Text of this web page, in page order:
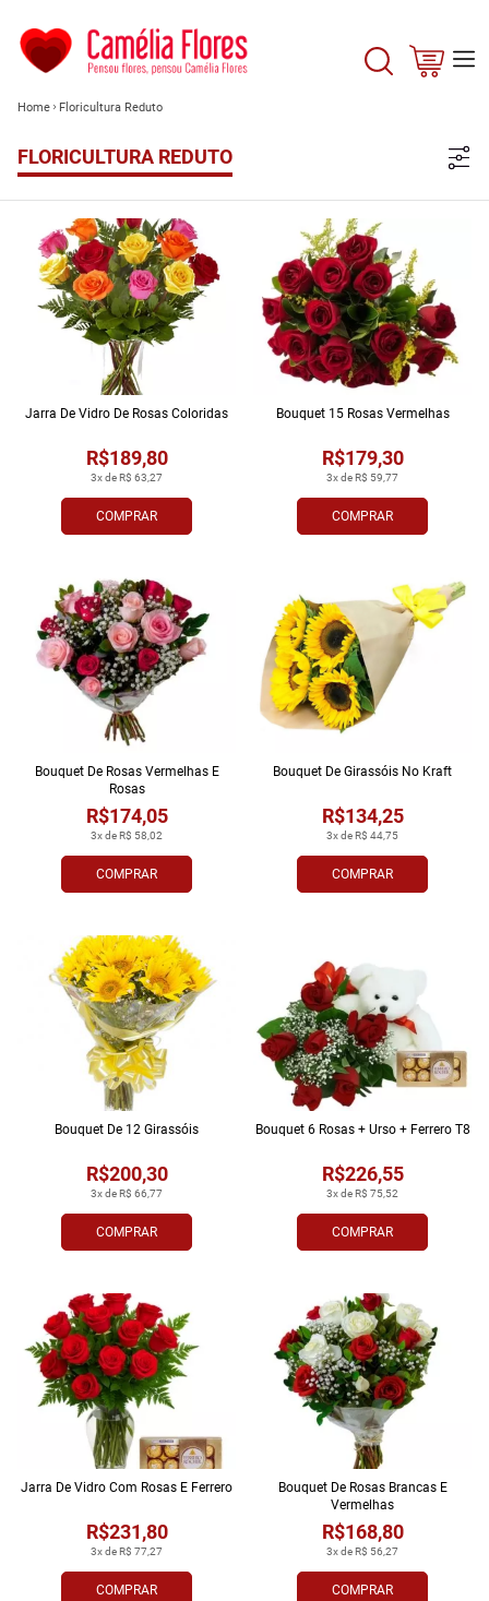
Home Floricultura Reduto
FLORICULTURA REDUTO
COMPRAR
3x de R$ 63,27
R$189,80
Jarra De Vidro De Rosas Coloridas
COMPRAR
3x de R$ 59,77
R$179,30
Bouquet 15 Rosas Vermelhas
COMPRAR
3x de R$ 58,02
R$174,05
Bouquet De Rosas Vermelhas E
Rosas
COMPRAR
3x de R$ 44,75
R$134,25
Bouquet De Girassóis No Kraft
COMPRAR
3x de R$ 66,77
R$200,30
Bouquet De 12 Girassóis
COMPRAR
3x de R$ 75,52
R$226,55
Bouquet 6 Rosas + Urso + Ferrero T8
COMPRAR
3x de R$ 77,27
R$231,80
Jarra De Vidro Com Rosas E Ferrero
COMPRAR
3x de R$ 56,27
R$168,80
Bouquet De Rosas Brancas E
Vermelhas